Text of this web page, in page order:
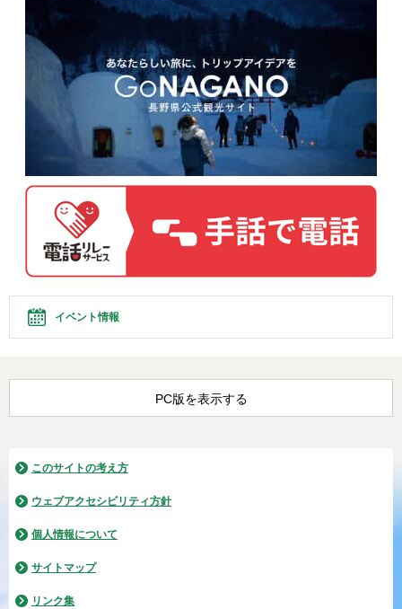
イベント情報
PC版を表示する
このサイトの考え方
ウェブアクセシビリティ方針
個人情報について
サイトマップ
リンク集